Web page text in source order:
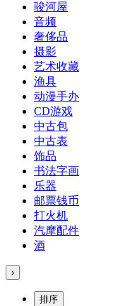
骏河屋
音频
奢侈品
摄影
艺术收藏
渔具
动漫手办
CD游戏
中古包
中古表
饰品
书法字画
乐器
邮票钱币
打火机
汽摩配件
酒
›
排序